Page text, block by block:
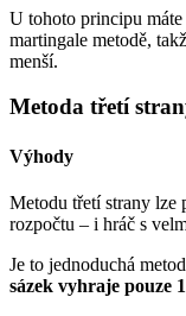
U tohoto principu
martingale metodě,
menší.
Metoda třetí
Výhody
Metodu třetí strany lze
rozpočtu – i hráč s
Je to jednoduchá
sázek vyhraje pouze 1